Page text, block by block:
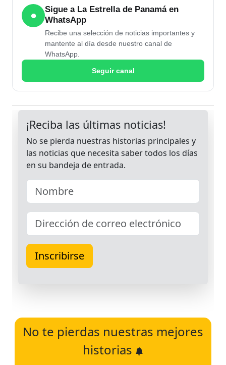
●
Sigue a La Estrella de Panamá en
WhatsApp
Recibe una selección de noticias importantes y
mantente al día desde nuestro canal de
WhatsApp.
Seguir canal
No te pierdas nuestras mejores
historias